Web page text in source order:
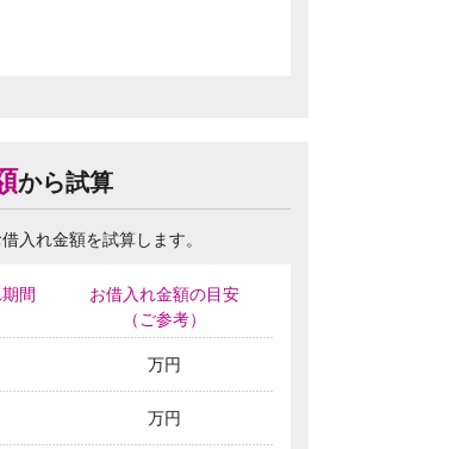
から試算
入れ金額を試算します。
間
お借入れ金額の目安
（ご参考）
万円
万円